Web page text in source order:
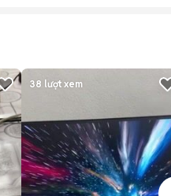
38 lượt xem